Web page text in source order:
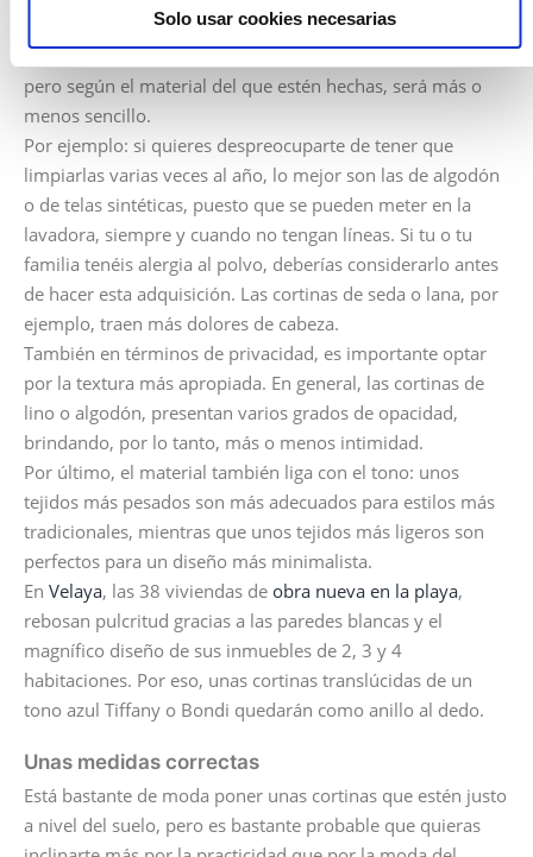
Solo usar cookies necesarias
Acertada, entre otras cosas, para el mantenimiento que
requerirá. Deberías lavarlas como mínimo cada 6 meses,
pero según el material del que estén hechas, será más o
menos sencillo.
Por ejemplo: si quieres despreocuparte de tener que
limpiarlas varias veces al año, lo mejor son las de algodón
o de telas sintéticas, puesto que se pueden meter en la
lavadora, siempre y cuando no tengan líneas. Si tu o tu
familia tenéis alergia al polvo, deberías considerarlo antes
de hacer esta adquisición. Las cortinas de seda o lana, por
ejemplo, traen más dolores de cabeza.
También en términos de privacidad, es importante optar
por la textura más apropiada. En general, las cortinas de
lino o algodón, presentan varios grados de opacidad,
brindando, por lo tanto, más o menos intimidad.
Por último, el material también liga con el tono: unos
tejidos más pesados son más adecuados para estilos más
tradicionales, mientras que unos tejidos más ligeros son
perfectos para un diseño más minimalista.
En Velaya, las 38 viviendas de obra nueva en la playa,
rebosan pulcritud gracias a las paredes blancas y el
magnífico diseño de sus inmuebles de 2, 3 y 4
habitaciones. Por eso, unas cortinas translúcidas de un
tono azul Tiffany o Bondi quedarán como anillo al dedo.
Unas medidas correctas
Está bastante de moda poner unas cortinas que estén justo
a nivel del suelo, pero es bastante probable que quieras